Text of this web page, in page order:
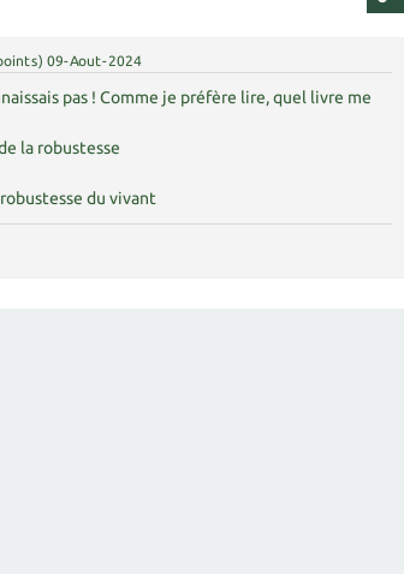
09-Aout-2024
pas ! Comme je préfère lire, quel livre me
la robustesse
du vivant